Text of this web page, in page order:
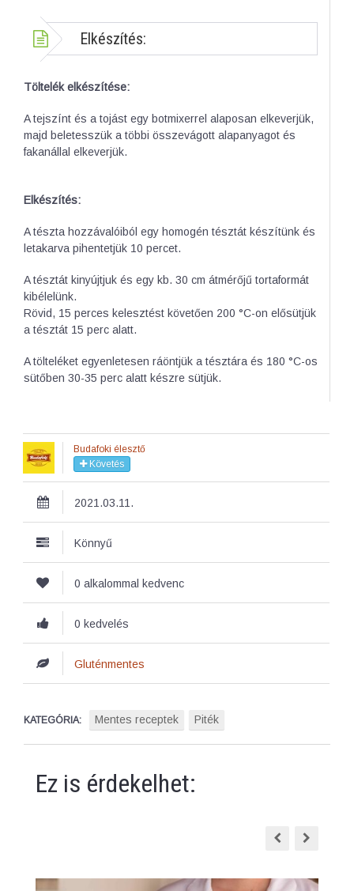
Elkészítés:
Töltelék elkészítése:
A tejszínt és a tojást egy botmixerrel alaposan elkeverjük,
majd beletesszük a többi összevágott alapanyagot és
fakanállal elkeverjük.
Elkészítés:
A tészta hozzávalóiból egy homogén tésztát készítünk és
letakarva pihentetjük 10 percet.
A tésztát kinyújtjuk és egy kb. 30 cm átmérőjű tortaformát
kibélelünk.
Rövid, 15 perces kelesztést követően 200 °C-on elősütjük
a tésztát 15 perc alatt.
A tölteléket egyenletesen ráöntjük a tésztára és 180 °C-os
sütőben 30-35 perc alatt készre sütjük.
Budafoki élesztő
Követés
2021.03.11.
Könnyű
0 alkalommal kedvenc
0 kedvelés
Gluténmentes
KATEGÓRIA: Mentes receptek Piték
Ez is érdekelhet: